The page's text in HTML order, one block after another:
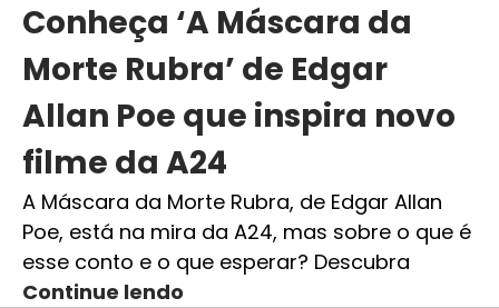
Conheça ‘A Máscara da
Morte Rubra’ de Edgar
Allan Poe que inspira novo
filme da A24
A Máscara da Morte Rubra, de Edgar Allan
Poe, está na mira da A24, mas sobre o que é
esse conto e o que esperar? Descubra
Continue lendo